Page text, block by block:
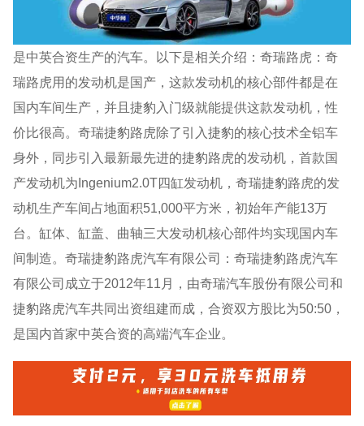
是中英合资生产的汽车。以下是相关介绍：奇瑞路虎：奇
瑞路虎用的发动机是国产，这款发动机的核心部件都是在
国内车间生产，并且捷豹入门级就能提供这款发动机，性
价比很高。奇瑞捷豹路虎除了引入捷豹的核心技术全铝车
身外，同步引入最新最先进的捷豹路虎的发动机，首款国
产发动机为Ingenium2.0T四缸发动机，奇瑞捷豹路虎的发
动机生产车间占地面积51,000平方米，初始年产能13万
台。缸体、缸盖、曲轴三大发动机核心部件均实现国内车
间制造。奇瑞捷豹路虎汽车有限公司：奇瑞捷豹路虎汽车
有限公司成立于2012年11月，由奇瑞汽车股份有限公司和
捷豹路虎汽车共同出资组建而成，合资双方股比为50:50，
是国内首家中英合资的高端汽车企业。